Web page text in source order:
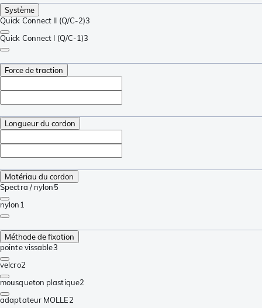
Système
Quick Connect II (Q/C-2)3
Quick Connect I (Q/C-1)3
Force de traction
Longueur du cordon
Matériau du cordon
Spectra / nylon5
nylon1
Méthode de fixation
pointe vissable3
velcro2
mousqueton plastique2
adaptateur MOLLE2